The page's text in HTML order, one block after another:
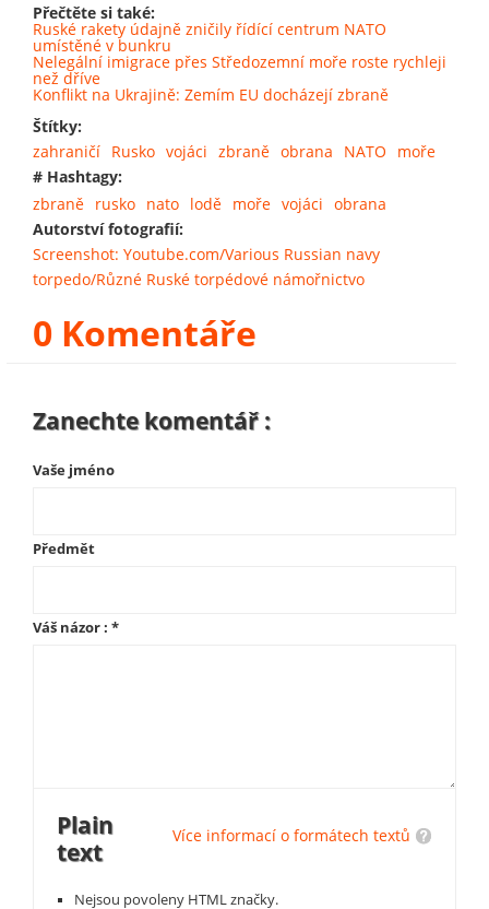
Přečtěte si také:
Ruské rakety údajně zničily řídící centrum NATO
umístěné v bunkru
Nelegální imigrace přes Středozemní moře roste rychleji
než dříve
Konflikt na Ukrajině: Zemím EU docházejí zbraně
Štítky:
zahraničí Rusko vojáci zbraně obrana NATO
moře
# Hashtagy:
zbraně rusko nato lodě moře vojáci obrana
Autorství fotografií:
Screenshot: Youtube.com/Various Russian navy
torpedo/Různé Ruské torpédové námořnictvo
0 Komentáře
Zanechte komentář :
Vaše jméno
Předmět
Váš názor : *
Více informací o formátech textů
Plain
text
Nejsou povoleny HTML značky.